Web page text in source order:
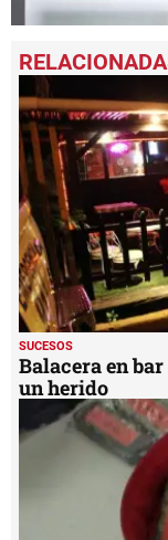
seconds
of
minute,
12
seconds
SUCESOS
Balacera en
un herido